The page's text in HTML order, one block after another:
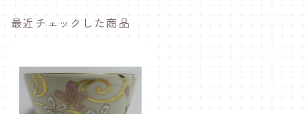
最近チェックした商品